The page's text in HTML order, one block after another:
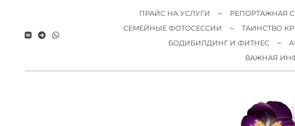
ПРАЙС НА УСЛУГИ РЕПОРТАЖНАЯ
СЕМЕЙНЫЕ ФОТОСЕССИИ
ТАИНСТВО
БОДИБИЛДИНГ И ФИТНЕС
ВАЖНАЯ